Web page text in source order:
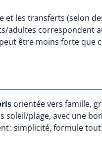
et les transferts (selon
adultes correspondent
être moins forte
orientée vers famille,
soleil/plage, avec une
: simplicité, formule